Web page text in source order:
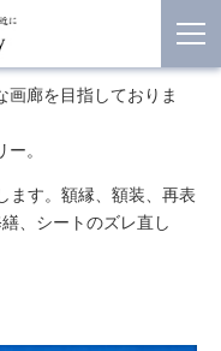
画廊を目指しておりま
。
ます。額縁、額装、再表
、シートのズレ直し